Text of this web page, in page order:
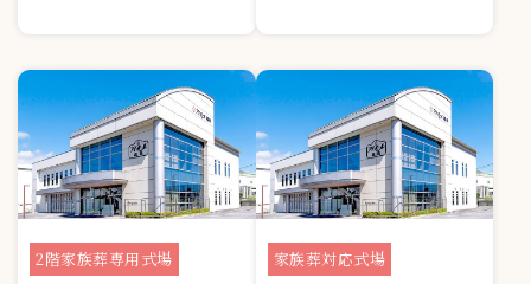
2階家族葬専用式場 家族葬対応式場